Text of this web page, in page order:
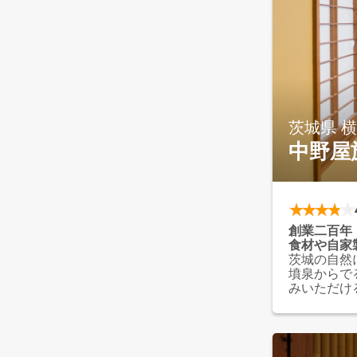
茨城県
中野屋
創業二百年
食材や自家
茨城の自然
墳泉からで
みいただけ
いただけま